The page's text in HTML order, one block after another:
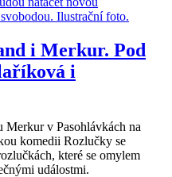
i Merkur. Pod
i
v Pasohlávkách na
komedii Rozlučky se
které se omylem
událostmi.